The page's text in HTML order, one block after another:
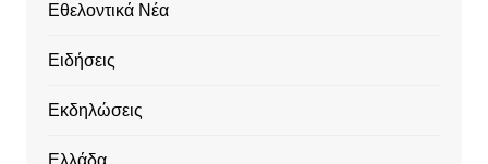
Εθελοντικά Νέα
Ειδήσεις
Εκδηλώσεις